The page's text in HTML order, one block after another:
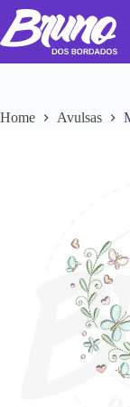
Home Avulsas